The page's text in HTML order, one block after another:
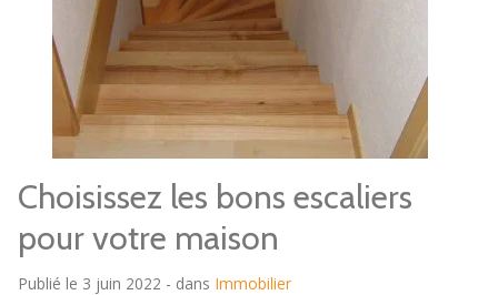
Choisissez les bons escaliers
pour votre maison
Publié le 3 juin 2022 - dans Immobilier